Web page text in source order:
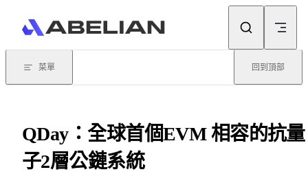
菜單 回到頂部
QDay：全球首個EVM 相容的抗量
子2層公鏈系統